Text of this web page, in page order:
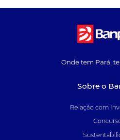
Onde tem Pará,
Sobre o
Relação com